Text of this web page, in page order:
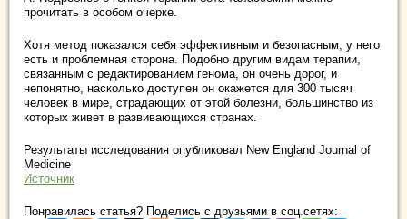
прочитать в особом очерке.
Хотя метод показался себя эффективным и безопасным, у него
есть и проблемная сторона. Подобно другим видам терапии,
связанным с редактированием генома, он очень дорог, и
непонятно, насколько доступен он окажется для 300 тысяч
человек в мире, страдающих от этой болезни, большинство из
которых живет в развивающихся странах.
Результаты исследования опубликовал New England Journal of
Medicine
Источник
Понравилась статья? Поделись с друзьями в соц.сетях: